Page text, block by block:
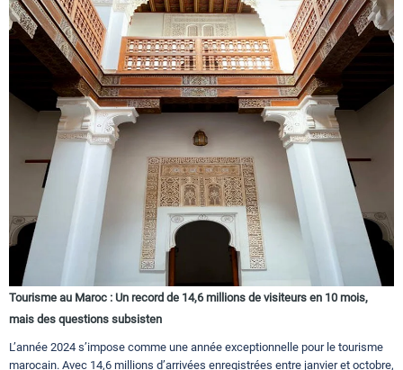
Tourisme au Maroc : Un record de 14,6 millions de visiteurs en 10 mois,
mais des questions subsisten
L’année 2024 s’impose comme une année exceptionnelle pour le tourisme
marocain. Avec 14,6 millions d’arrivées enregistrées entre janvier et octobre,